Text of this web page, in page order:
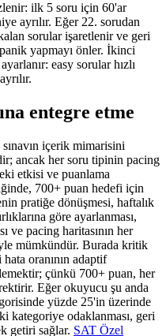
ilk 5 soru için 60'ar
ayrılır. Eğer 22. sorudan
sorular işaretlenir ve geri
yapmayı önler. İkinci
easy sorular hızlı
entegre etme
içerik mimarisini
ancak her soru tipinin pacing
etkisi ve puanlama
700+ puan hedefi için
pratiğe dönüşmesi, haftalık
göre ayarlanması,
ve pacing haritasının her
mümkündür. Burada kritik
oranının adaptif
çünkü 700+ puan, her
Eğer okuyucu şu anda
yüzde 25'in üzerinde
kategoriye odaklanması, geri
getiri sağlar. SAT Özel